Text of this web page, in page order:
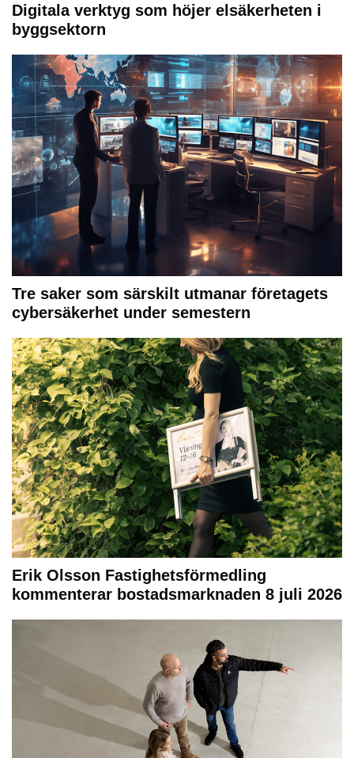
Digitala verktyg som höjer elsäkerheten i
byggsektorn
Tre saker som särskilt utmanar företagets
cybersäkerhet under semestern
Erik Olsson Fastighetsförmedling
kommenterar bostadsmarknaden 8 juli 2026